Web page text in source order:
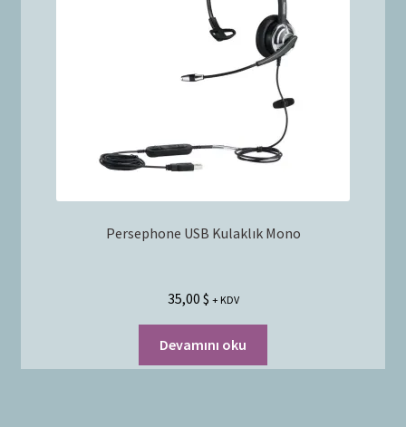
Persephone USB Kulaklık Mono
35,00 $ + KDV
Devamını oku